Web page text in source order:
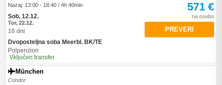
Nazaj: 13:00 - 18:40 / 4h 40min
Sob, 12.12.
Tor, 22.12.
10 dni
Dvoposteljna soba Meerbl. BK/TE
Polpenzion
Vključen transfer
571 €
na osebo
PREVERI
München
Condor